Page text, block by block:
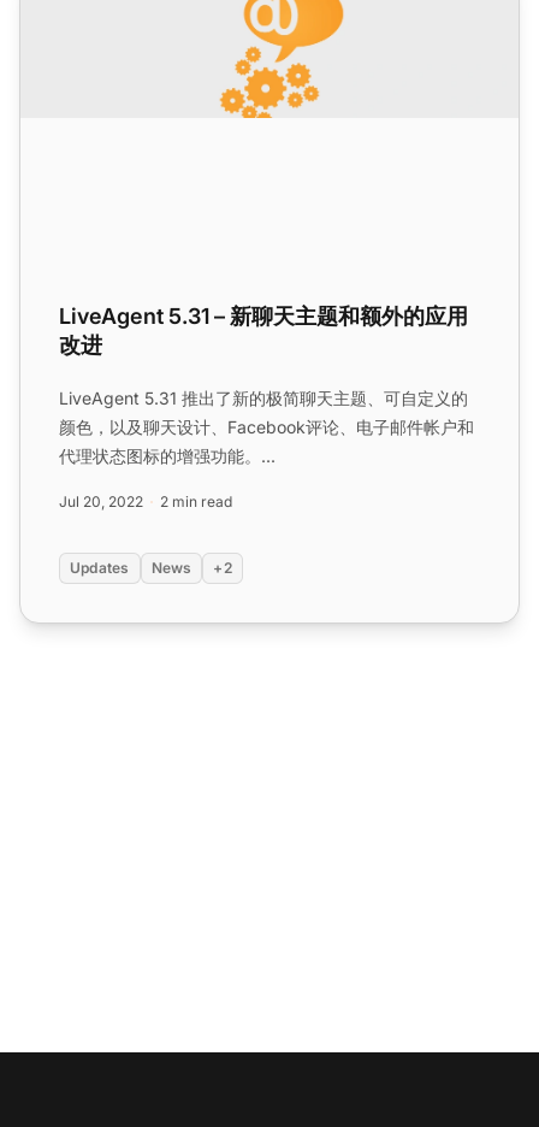
LiveAgent 5.31 – 新聊天主题和额外的应用
改进
LiveAgent 5.31 推出了新的极简聊天主题、可自定义的
颜色，以及聊天设计、Facebook评论、电子邮件帐户和
代理状态图标的增强功能。...
Jul 20, 2022 2 min read
Updates News +2